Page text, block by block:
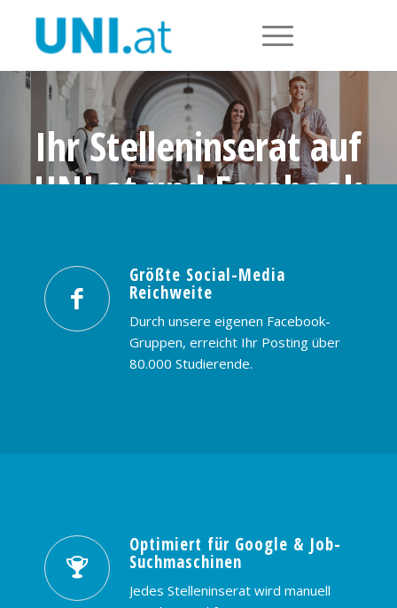
Ihr Stelleninserat auf
UNI.at und Facebook
PREISE & BUCHUNG KONTAKT
Größte Social-Media
Reichweite
Durch unsere eigenen Facebook-
Gruppen, erreicht Ihr Posting über
80.000 Studierende.
Optimiert für Google & Job-
Suchmaschinen
Jedes Stelleninserat wird manuell